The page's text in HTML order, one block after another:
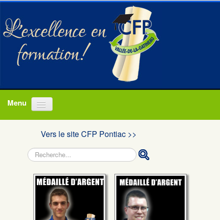
Programmes
Actualités
Nous joindre
Vers le site CFP Pontiac >>
Rechercher